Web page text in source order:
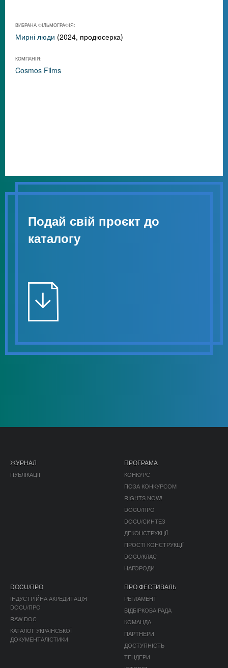
ВИБРАНА ФІЛЬМОГРАФІЯ:
Мирні люди (2024, продюсерка)
КОМПАНІЯ:
Cosmos Films
Подай свій проєкт до
каталогу
ЖУРНАЛ
ПУБЛІКАЦІЇ
ПРОГРАМА
КОНКУРС
ПОЗА КОНКУРСОМ
RIGHTS NOW!
DOCU/ПРО
DOCU/СИНТЕЗ
ДЕКОНСТРУКЦІЇ
ПРОСТІ КОНСТРУКЦІЇ
DOCU/КЛАС
НАГОРОДИ
DOCU/ПРО
ІНДУСТРІЙНА АКРЕДИТАЦІЯ
DOCU/ПРО
RAW DOC
КАТАЛОГ УКРАЇНСЬКОЇ
ДОКУМЕНТАЛІСТИКИ
ПРО ФЕСТИВАЛЬ
РЕГЛАМЕНТ
ВІДБІРКОВА РАДА
КОМАНДА
ПАРТНЕРИ
ДОСТУПНІСТЬ
ТЕНДЕРИ